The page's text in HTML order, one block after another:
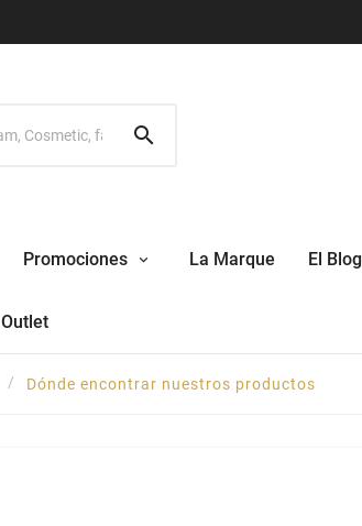

Promociones La Marque El Blog
Outlet
Dónde encontrar nuestros productos